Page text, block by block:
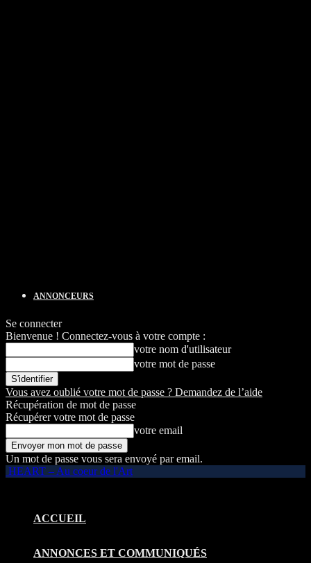
ANNONCEURS
Se connecter
Bienvenue ! Connectez-vous à votre compte :
votre nom d'utilisateur
votre mot de passe
Vous avez oublié votre mot de passe ? Demandez de l’aide
Récupération de mot de passe
Récupérer votre mot de passe
votre email
Un mot de passe vous sera envoyé par email.
HEART – Au coeur de l'Art
ACCUEIL
ANNONCES ET COMMUNIQUÉS